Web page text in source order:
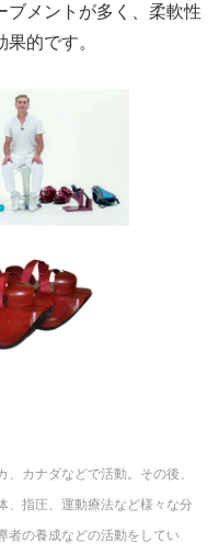
ブメントが多く、柔軟性
的です。
カナダなどで活動。その後、
、指圧、運動療法など様々な分
者の養成などの活動をしてい